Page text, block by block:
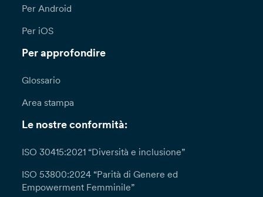
Per Android
Per iOS
Per approfondire
Glossario
Area stampa
Le nostre conformità:
ISO 30415:2021 “Diversità e inclusione”
ISO 53800:2024 “Parità di Genere ed
Empowerment Femminile”